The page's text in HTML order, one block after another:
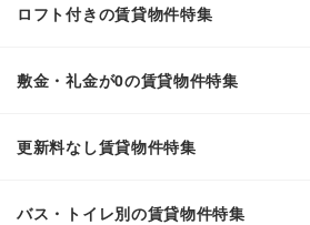
ロフト付きの賃貸物件特集
敷金・礼金が0の賃貸物件特集
更新料なし賃貸物件特集
バス・トイレ別の賃貸物件特集